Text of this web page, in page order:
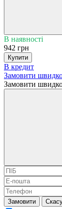
В наявності
942 грн
Купити
В кредит
Замовити
Замовити
Замовити